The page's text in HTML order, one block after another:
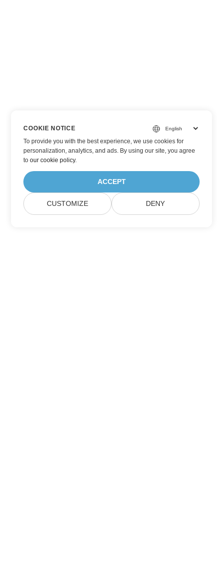
COOKIE NOTICE
To provide you with the best experience, we use cookies for
personalization, analytics, and ads. By using our site, you agree
toour cookie policy.
ACCEPT
CUSTOMIZE DENY